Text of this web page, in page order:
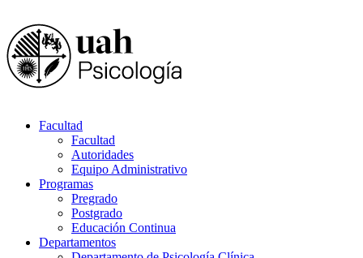
Facultad
Facultad
Autoridades
Equipo Administrativo
Programas
Pregrado
Postgrado
Educación Continua
Departamentos